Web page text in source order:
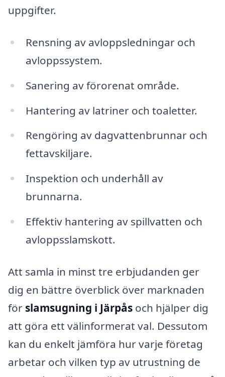
uppgifter.
Rensning av avloppsledningar och
avloppssystem.
Sanering av förorenat område.
Hantering av latriner och toaletter.
Rengöring av dagvattenbrunnar och
fettavskiljare.
Inspektion och underhåll av
brunnarna.
Effektiv hantering av spillvatten och
avloppsslamskott.
Att samla in minst tre erbjudanden ger
dig en bättre överblick över marknaden
för slamsugning i Järpås och hjälper dig
att göra ett välinformerat val. Dessutom
kan du enkelt jämföra hur varje företag
arbetar och vilken typ av utrustning de